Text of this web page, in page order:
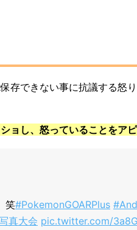
存できない事に抗議する怒
ョし、怒っていることをア
笑#PokemonGOARPlus
真大会 pic.twitter.com/